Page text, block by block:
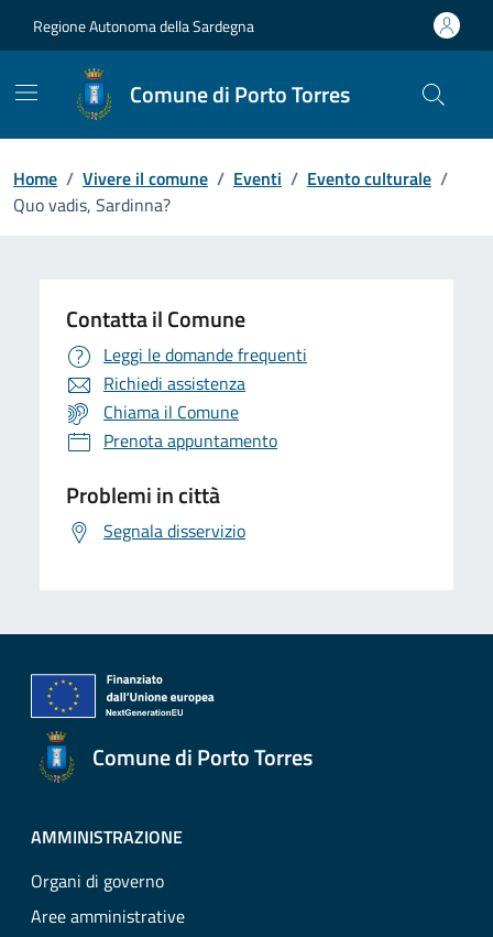
Regione Autonoma della Sardegna
Comune di Porto Torres
Home / Vivere il comune / Eventi / Evento culturale /
Quo vadis, Sardinna?
Contatta il Comune
Leggi le domande frequenti
Richiedi assistenza
Chiama il Comune
Prenota appuntamento
Problemi in città
Segnala disservizio
Comune di Porto Torres
AMMINISTRAZIONE
Organi di governo
Aree amministrative